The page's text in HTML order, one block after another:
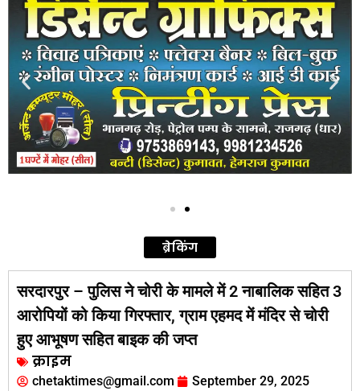
ब्रेकिंग
सरदारपुर – पुलिस ने चोरी के मामले में 2 नाबालिक सहित 3
आरोपियों को किया गिरफ्तार, ग्राम एहमद में मंदिर से चोरी
हुए आभूषण सहित बाइक की जप्त
क्राइम
chetaktimes@gmail.com
September 29, 2025